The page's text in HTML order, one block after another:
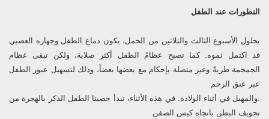
التطورات عند الطفل
بحلول الأسبوع الثالث والثلاثين من الحمل، يكون دماغ الطفل وجهازه العصبي
قد اكتمل نموه. كما تصبح عظامُ الطفل أكثر صلابة، ولكن تبقى عظام
الجمجمة طريةً وغير متصلة بإحكام مع بعضها بعضاً، وذلك لتسهيل عبور الطفل
عبر عنق الرحم
.والمهبل في أثناء الولادة. في هذه الأثناء، تبدأ خصيتا الطفل الذكر بالهجرة من
تجويف البطن باتجاه كيس الصفن